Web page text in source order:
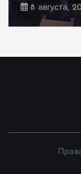
8 августа,